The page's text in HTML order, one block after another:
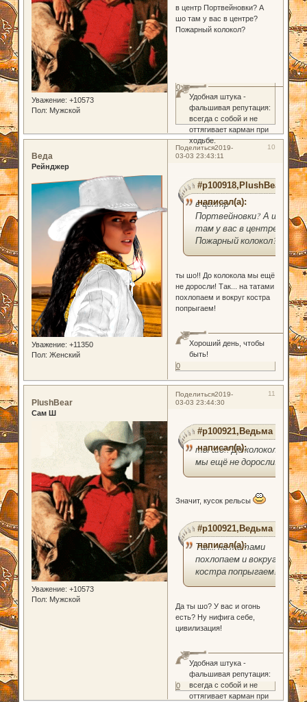
Уважение: +10573
Пол: Мужской
в центр Портвейновки? А
шо там у вас в центре?
Пожарный колокол?
Удобная штука -
фальшивая репутация:
всегда с собой и не
оттягивает карман при
ходьбе.
0
Поделиться 10
2019-
03-03 23:43:11
Веда
Рейнджер
Уважение: +11350
Пол: Женский
#p100918,PlushBear
написал(а):
в центр
Портвейновки? А шо
там у вас в центре?
Пожарный колокол?
ты шо!! До колокола мы ещё
не доросли! Так... на татами
похлопаем и вокруг костра
попрыгаем!
Хороший день, чтобы
быть!
0
Поделиться 11
2019-
03-03 23:44:30
PlushBear
Сам Ш
Уважение: +10573
Пол: Мужской
#p100921,Ведьма
написал(а):
ты шо!! До колокола
мы ещё не доросли!
Значит, кусок рельсы
#p100921,Ведьма
написал(а):
Так... на татами
похлопаем и вокруг
костра попрыгаем!
Да ты шо? У вас и огонь
есть? Ну нифига себе,
цивилизация!
Удобная штука -
фальшивая репутация:
всегда с собой и не
оттягивает карман при
0